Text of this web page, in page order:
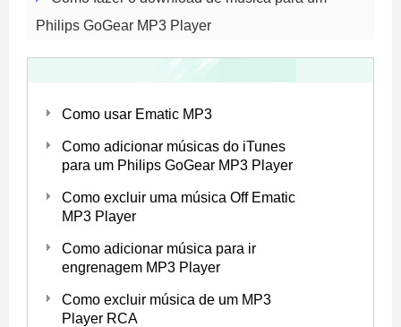
Philips GoGear MP3 Player
Como usar Ematic MP3
Como adicionar músicas do iTunes
para um Philips GoGear MP3 Player
Como excluir uma música Off Ematic
MP3 Player
Como adicionar música para ir
engrenagem MP3 Player
Como excluir música de um MP3
Player RCA